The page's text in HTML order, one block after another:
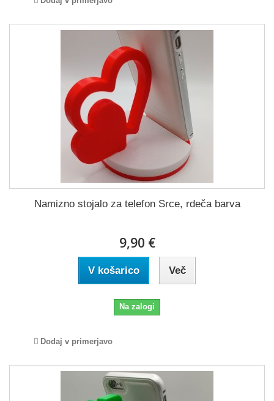
Namizno stojalo za telefon Srce, rdeča barva
9,90 €
V košarico Več
Na zalogi
Dodaj v primerjavo